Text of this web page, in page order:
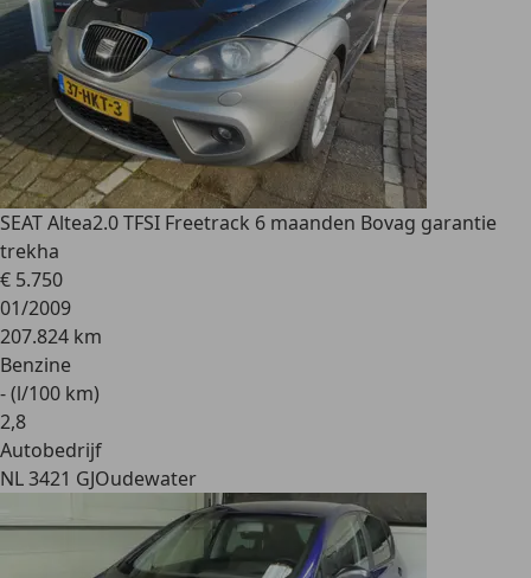
SEAT Altea2.0 TFSI Freetrack 6 maanden Bovag garantie
trekha
€ 5.750
01/2009
207.824 km
Benzine
- (l/100 km)
2,8
Autobedrijf
NL 3421 GJOudewater